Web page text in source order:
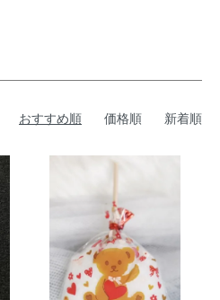
おすすめ順 価格順 新着順